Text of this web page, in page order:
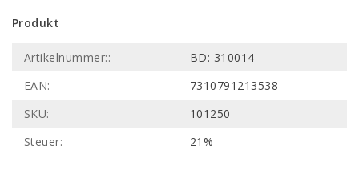
Produkt
Artikelnummer::
BD: 310014
EAN:
7310791213538
SKU:
101250
Steuer:
21%